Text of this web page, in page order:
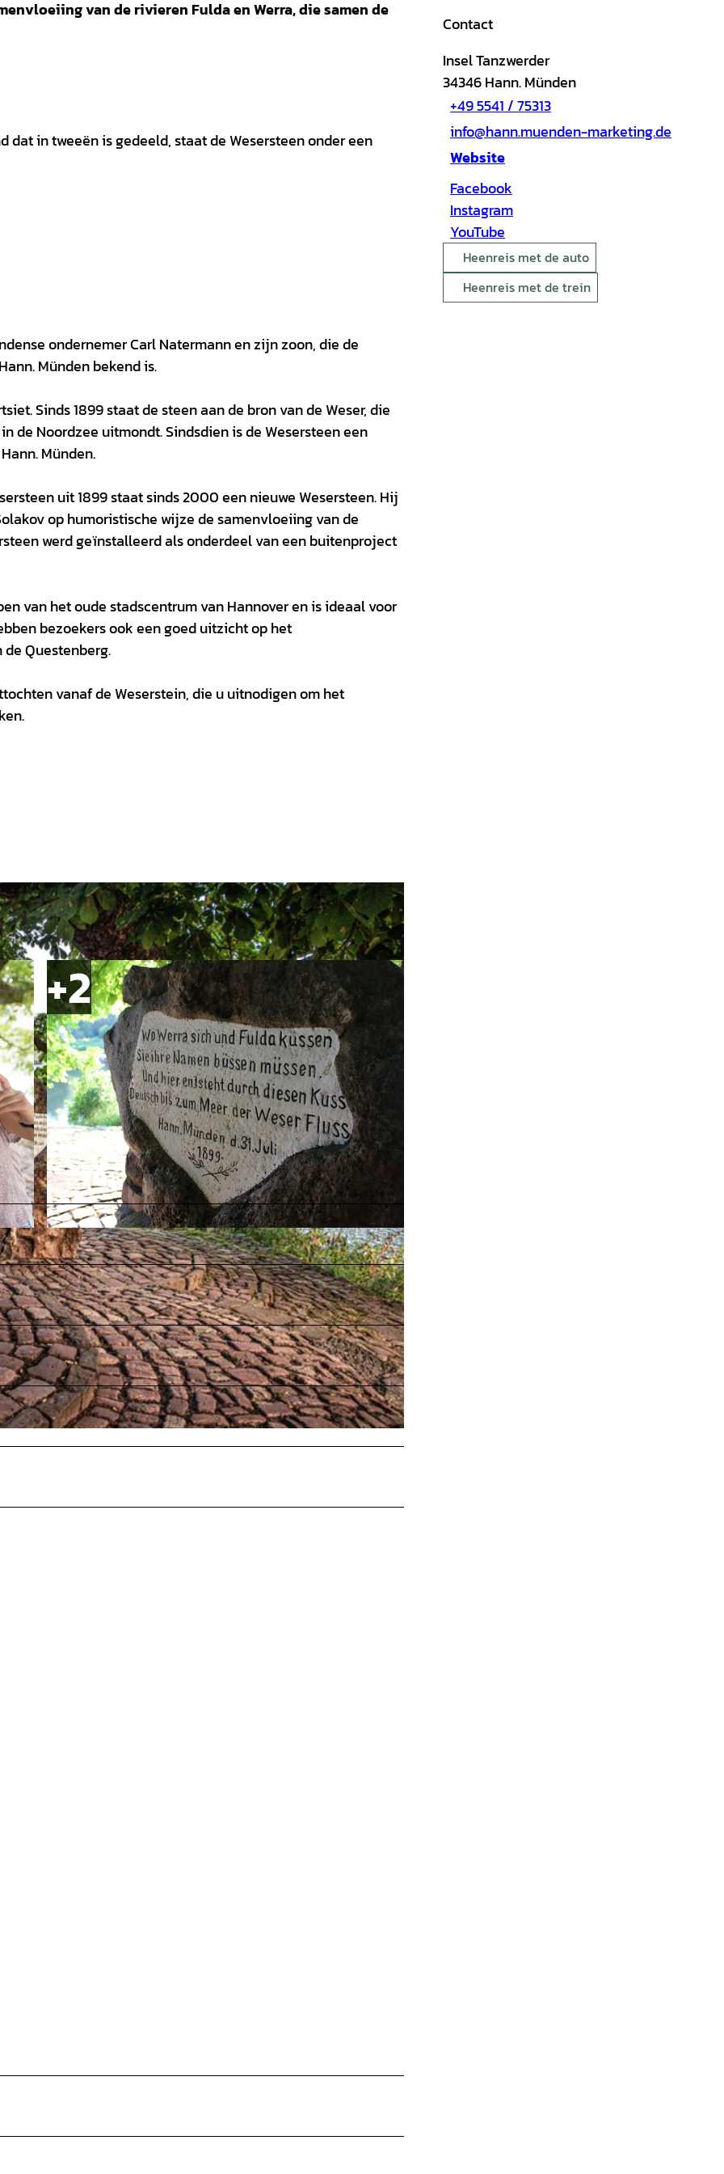
van de rivieren Fulda en Werra, die samen de
dat in tweeën is gedeeld, staat de Wesersteen onder een
ondernemer Carl Natermann en zijn zoon, die de
Münden bekend is.
Sinds 1899 staat de steen aan de bron van de Weser, die
de Noordzee uitmondt. Sindsdien is de Wesersteen een
Münden.
uit 1899 staat sinds 2000 een nieuwe Wesersteen. Hij
op humoristische wijze de samenvloeiing van de
werd geïnstalleerd als onderdeel van een buitenproject
van het oude stadscentrum van Hannover en is ideaal voor
bezoekers ook een goed uitzicht op het
Questenberg.
vanaf de Weserstein, die u uitnodigen om het
© Hann. Münden Marketing GmbH |CC0
Contact
Insel Tanzwerder
34346Hann. Münden
+49 5541 / 75313
info@hann.muenden-marketing.de
Website
Facebook
Instagram
YouTube
Heenreis met de auto
Heenreis met de trein